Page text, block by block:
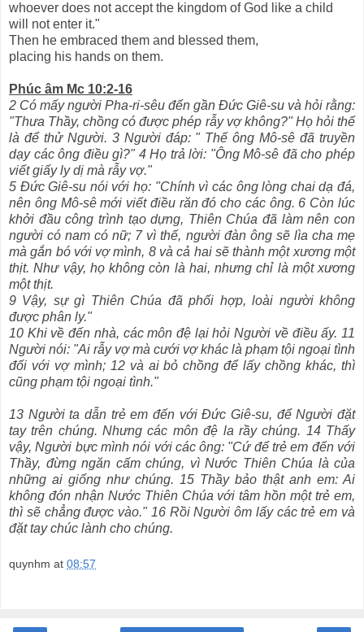
whoever does not accept the kingdom of God like a child
will not enter it."
Then he embraced them and blessed them,
placing his hands on them.
Phúc âm Mc 10:2-16
2 Có mấy người Pha-ri-sêu đến gần Đức Giê-su và hỏi rằng:
"Thưa Thầy, chồng có được phép rẫy vợ không?" Họ hỏi thế
là để thử Người. 3 Người đáp: " Thế ông Mô-sê đã truyền
dạy các ông điều gì?" 4 Họ trả lời: "Ông Mô-sê đã cho phép
viết giấy ly dị mà rẫy vợ."
5 Đức Giê-su nói với họ: "Chính vì các ông lòng chai dạ đá,
nên ông Mô-sê mới viết điều răn đó cho các ông. 6 Còn lúc
khởi đầu công trình tạo dựng, Thiên Chúa đã làm nên con
người có nam có nữ; 7 vì thế, người đàn ông sẽ lìa cha mẹ
mà gắn bó với vợ mình, 8 và cả hai sẽ thành một xương một
thịt. Như vậy, họ không còn là hai, nhưng chỉ là một xương
một thịt.
9 Vậy, sự gì Thiên Chúa đã phối hợp, loài người không
được phân ly."
10 Khi về đến nhà, các môn đệ lại hỏi Người về điều ấy. 11
Người nói: "Ai rẫy vợ mà cưới vợ khác là phạm tội ngoại tình
đối với vợ mình; 12 và ai bỏ chồng để lấy chồng khác, thì
cũng phạm tội ngoại tình."
13 Người ta dẫn trẻ em đến với Đức Giê-su, để Người đặt
tay trên chúng. Nhưng các môn đệ la rầy chúng. 14 Thấy
vậy, Người bực mình nói với các ông: "Cứ để trẻ em đến với
Thầy, đừng ngăn cấm chúng, vì Nước Thiên Chúa là của
những ai giống như chúng. 15 Thầy bảo thật anh em: Ai
không đón nhận Nước Thiên Chúa với tâm hồn một trẻ em,
thì sẽ chẳng được vào." 16 Rồi Người ôm lấy các trẻ em và
đặt tay chúc lành cho chúng.
quynhm at 08:57